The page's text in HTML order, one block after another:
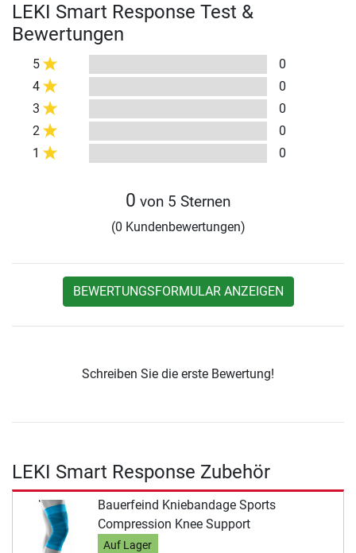
LEKI Smart Response Test &
Bewertungen
5
0
4
0
3
0
2
0
1
0
0 von 5 Sternen
(0 Kundenbewertungen)
BEWERTUNGSFORMULAR ANZEIGEN
Schreiben Sie die erste Bewertung!
LEKI Smart Response Zubehör
Bauerfeind Kniebandage Sports
Compression Knee Support
Auf Lager